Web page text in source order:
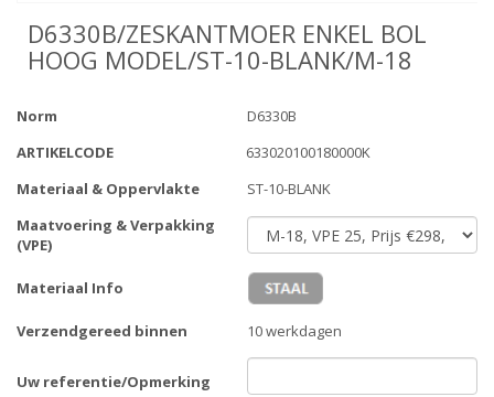
D6330B/ZESKANTMOER ENKEL BOL
HOOG MODEL/ST-10-BLANK/M-18
Norm
D6330B
ARTIKELCODE
633020100180000K
Materiaal & Oppervlakte
ST-10-BLANK
Maatvoering & Verpakking
(VPE)
Materiaal Info
Verzendgereed binnen 10 werkdagen
Uw referentie/Opmerking